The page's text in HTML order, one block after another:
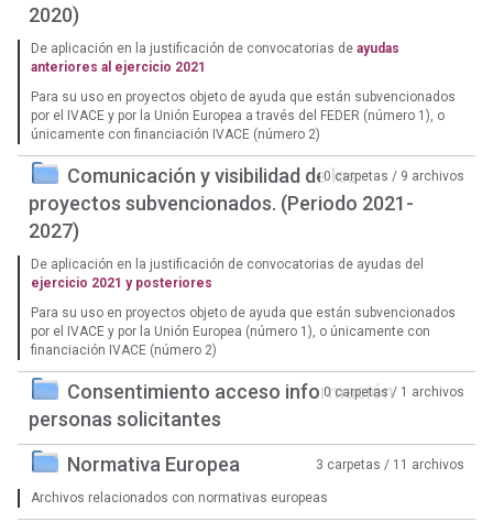
2020)
De aplicación en la justificación de convocatorias de ayudas
anteriores al ejercicio 2021
Para su uso en proyectos objeto de ayuda que están subvencionados
por el IVACE y por la Unión Europea a través del FEDER (número 1), o
únicamente con financiación IVACE (número 2)
Comunicación y visibilidad de los
proyectos subvencionados. (Periodo 2021-
2027)
0 carpetas / 9 archivos
De aplicación en la justificación de convocatorias de ayudas del
ejercicio 2021 y posteriores
Para su uso en proyectos objeto de ayuda que están subvencionados
por el IVACE y por la Unión Europea (número 1), o únicamente con
financiación IVACE (número 2)
Consentimiento acceso información
personas solicitantes
0 carpetas / 1 archivos
Normativa Europea 3 carpetas / 11 archivos
Archivos relacionados con normativas europeas